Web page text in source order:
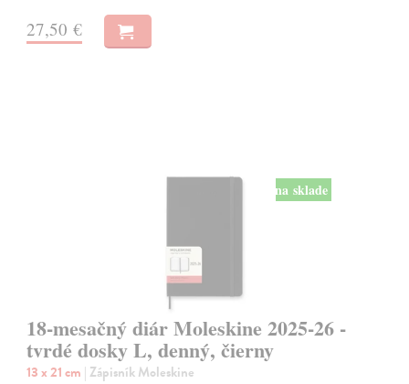
27,50 €
na sklade
18-mesačný diár Moleskine 2025-26 -
tvrdé dosky L, denný, čierny
13 x 21 cm | Zápisník Moleskine